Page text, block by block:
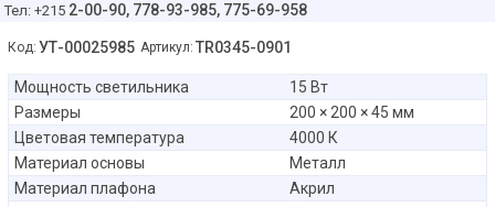
Тел: +215 2-00-90, 778-93-985, 775-69-958
Код: УТ-00025985 Артикул: TR0345-0901
Мощность светильника
15 Вт
Размеры
200 × 200 × 45 мм
Цветовая температура
4000 К
Материал основы
Металл
Материал плафона
Акрил